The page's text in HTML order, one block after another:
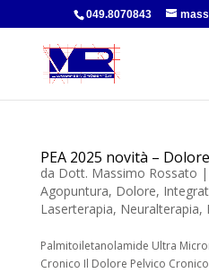
049.8070843
PEA 2025 novità –
da Dott. Massimo Rossato |
Agopuntura, Dolore,
Laserterapia, Neuralterapia,
Palmitoiletanolamide Ultra
Cronico Il Dolore Pelvico Cronico